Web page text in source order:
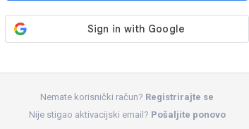
Nemate korisnički račun? Registrirajte se
Nije stigao aktivacijski email? Pošaljite ponovo